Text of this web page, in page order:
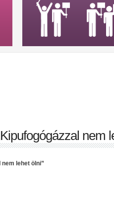
nem
lehet ölni”